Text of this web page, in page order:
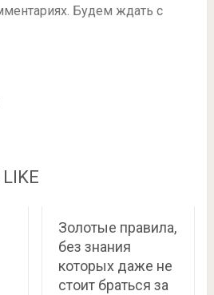
Будем ждать с
Золотые правила,
без знания
которых даже не
стоит браться за